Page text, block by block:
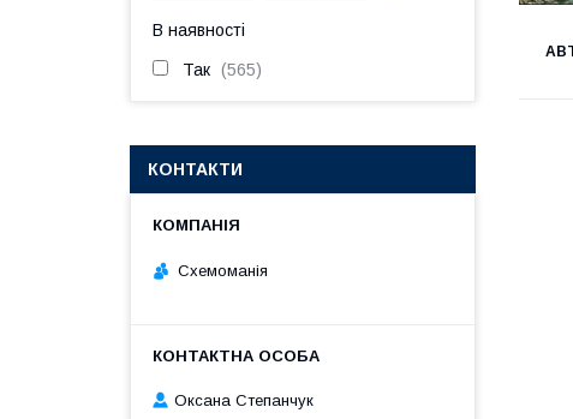
В наявності
Так 565
КОНТАКТИ
Схемоманія
Оксана Степанчук